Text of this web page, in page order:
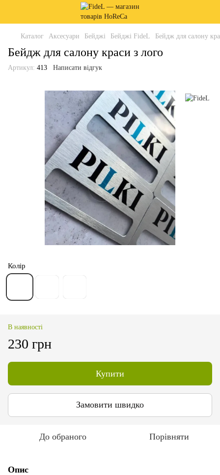
Каталог Аксесуари Бейджі Бейджі FideL Бейдж для салону
Бейдж для салону краси з лого
Артикул: 413 Написати відгук
Колір
В наявності
230 грн
Купити
Замовити швидко
До обраного Порівняти
Опис